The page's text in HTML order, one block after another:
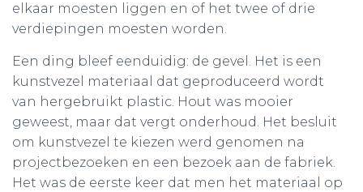
elkaar moesten liggen en of het twee of drie
verdiepingen moesten worden.
Een ding bleef eenduidig: de gevel. Het is een
kunstvezel materiaal dat geproduceerd wordt
van hergebruikt plastic. Hout was mooier
geweest, maar dat vergt onderhoud. Het besluit
om kunstvezel te kiezen werd genomen na
projectbezoeken en een bezoek aan de fabriek.
Het was de eerste keer dat men het materiaal op